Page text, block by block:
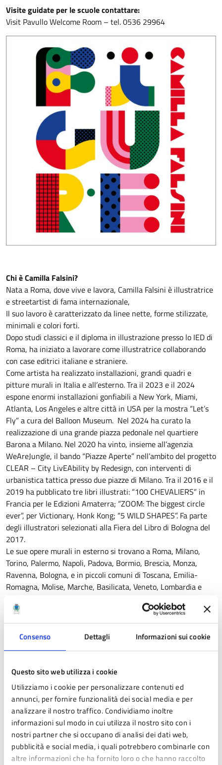
Consenso Dettagli Informazioni sui cookie
Questo sito web utilizza i cookie
Utilizziamo i cookie per personalizzare contenuti ed
annunci, per fornire funzionalità dei social media e per
analizzare il nostro traffico. Condividiamo inoltre
informazioni sul modo in cui utilizza il nostro sito con i
nostri partner che si occupano di analisi dei dati web,
pubblicità e social media, i quali potrebbero combinarle con
altre informazioni che ha fornito loro o che hanno raccolto
Visite guidate per le scuole contattare:
Visit Pavullo Welcome Room – tel. 0536 29964
Chi è Camilla Falsini?
Nata a Roma, dove vive e lavora, Camilla Falsini è illustratrice
e streetartist di fama internazionale,
Il suo lavoro è caratterizzato da linee nette, forme stilizzate,
minimali e colori forti.
Dopo studi classici e il diploma in illustrazione presso lo IED di
Roma, ha iniziato a lavorare come illustratrice collaborando
con case editrici italiane e straniere.
Come artista ha realizzato installazioni, grandi quadri e
pitture murali in Italia e all’esterno. Tra il 2023 e il 2024
espone enormi installazioni gonfiabili a New York, Miami,
Atlanta, Los Angeles e altre città in USA per la mostra “Let’s
Fly” a cura del Balloon Museum. Nel 2024 ha curato la
realizzazione di una grande piazza pedonale nel quartiere
Barona a Milano. Nel 2020 ha vinto, insieme all’agenzia
WeAreJungle, il bando “Piazze Aperte” nell’ambito del progetto
CLEAR – City LivEAbility by Redesign, con interventi di
urbanistica tattica presso due piazze di Milano. Tra il 2016 e il
2019 ha pubblicato tre libri illustrati: “100 CHEVALIERS” in
Francia per le Edizioni Amaterra; “ZOOM: The biggest circle
ever”, per Victionary, Honk Kong; “5 WILD SHAPES”. Fa parte
degli illustratori selezionati alla Fiera del Libro di Bologna del
2017.
Le sue opere murali in esterno si trovano a Roma, Milano,
Torino, Palermo, Napoli, Padova, Bormio, Brescia, Monza,
Ravenna, Bologna, e in piccoli comuni di Toscana, Emilia-
Romagna, Molise, Marche, Basilicata, Veneto, Lombardia e